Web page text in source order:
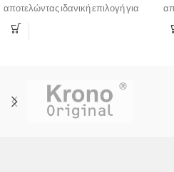
αποτελώντας ιδανική επιλογή για
κάθε μοντέρνο μπάνιο. Διαθέτει
κρύσταλλο ασφαλείας 8mm, ενώ η
αλάτων και λεκέδων από το νερό,
προσφέροντας ευκολότερο
καθαρισμό και μεγαλύτερη ευκολία